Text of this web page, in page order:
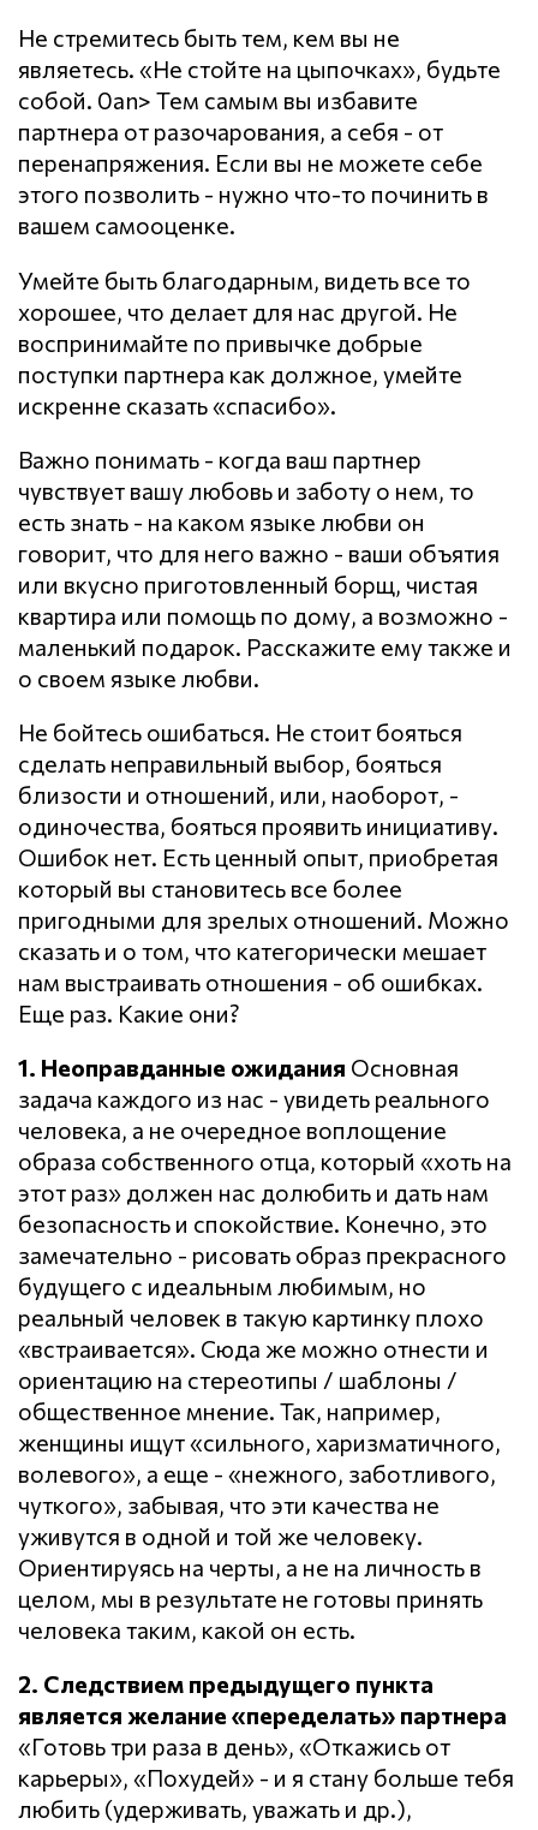
Не стремитесь быть тем, кем вы не
являетесь. «Не стойте на цыпочках», будьте
собой. 0an> Тем самым вы избавите
партнера от разочарования, а себя - от
перенапряжения. Если вы не можете себе
этого позволить - нужно что-то починить в
вашем самооценке.
Умейте быть благодарным, видеть все то
хорошее, что делает для нас другой. Не
воспринимайте по привычке добрые
поступки партнера как должное, умейте
искренне сказать «спасибо».
Важно понимать - когда ваш партнер
чувствует вашу любовь и заботу о нем, то
есть знать - на каком языке любви он
говорит, что для него важно - ваши объятия
или вкусно приготовленный борщ, чистая
квартира или помощь по дому, а возможно -
маленький подарок. Расскажите ему также и
о своем языке любви.
Не бойтесь ошибаться. Не стоит бояться
сделать неправильный выбор, бояться
близости и отношений, или, наоборот, -
одиночества, бояться проявить инициативу.
Ошибок нет. Есть ценный опыт, приобретая
который вы становитесь все более
пригодными для зрелых отношений. Можно
сказать и о том, что категорически мешает
нам выстраивать отношения - об ошибках.
Еще раз. Какие они?
1. Неоправданные ожидания Основная
задача каждого из нас - увидеть реального
человека, а не очередное воплощение
образа собственного отца, который «хоть на
этот раз» должен нас долюбить и дать нам
безопасность и спокойствие. Конечно, это
замечательно - рисовать образ прекрасного
будущего с идеальным любимым, но
реальный человек в такую картинку плохо
«встраивается». Сюда же можно отнести и
ориентацию на стереотипы / шаблоны /
общественное мнение. Так, например,
женщины ищут «сильного, харизматичного,
волевого», а еще - «нежного, заботливого,
чуткого», забывая, что эти качества не
уживутся в одной и той же человеку.
Ориентируясь на черты, а не на личность в
целом, мы в результате не готовы принять
человека таким, какой он есть.
2. Следствием предыдущего пункта
является желание «переделать» партнера
«Готовь три раза в день», «Откажись от
карьеры», «Похудей» - и я стану больше тебя
любить (удерживать, уважать и др.),